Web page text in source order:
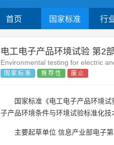
首页 国家标准 行
电工电子产品环境试验 第2
Environmental testing for electric
国家标准 推荐性 废止
国家标准《电工电子产品环境
子产品环境条件与环境试验标准化
主要起草单位 信息产业部电子